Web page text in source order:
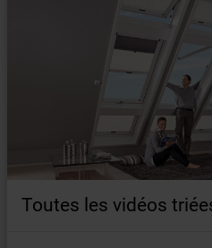
Toutes les vidéos